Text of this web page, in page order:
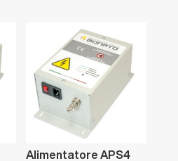
Alimentatore APS4